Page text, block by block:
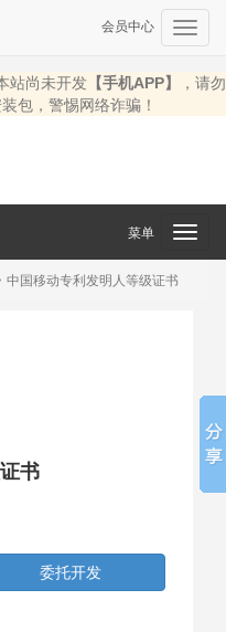
会员中心
站尚未开发 【手机APP】
，请勿
包，警惕网络诈骗！
菜单
中国移动专利发明人等级证书
书
委托开发